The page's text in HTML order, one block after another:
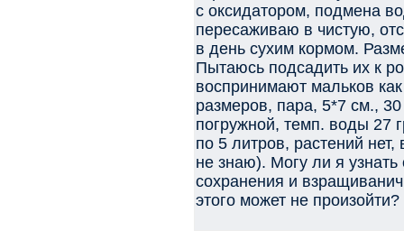
с оксидатором, подмена
пересаживаю в чистую,
в день сухим кормом.
Пытаюсь подсадить их к
воспринимают мальков
размеров, пара, 5*7 см.,
погружной, темп. воды 27
по 5 литров, растений нет,
не знаю). Могу ли я
сохранения и
этого может не